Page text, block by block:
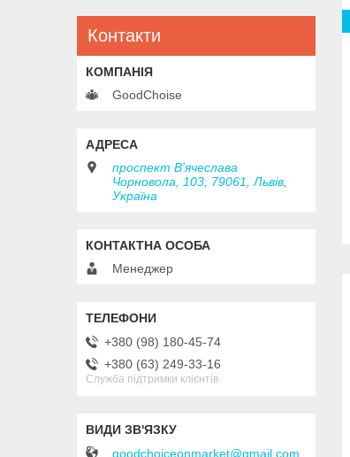
Контакти
GoodChoise
проспект В'ячеслава
Чорновола, 103, 79061, Львів,
Україна
Менеджер
+380 (98) 180-45-74
+380 (63) 249-33-16
Служба підтримки клієнтів
goodchoiceonmarket@gmail.com